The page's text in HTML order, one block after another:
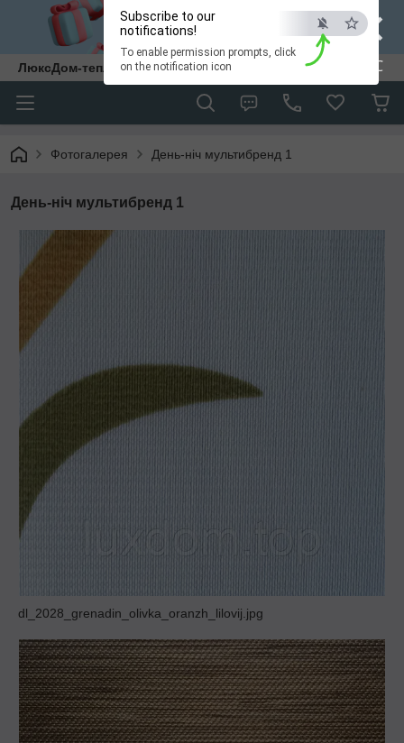
×
ESC
Subscribe to our
notifications!
To enable permission prompts, click
on the notification icon
ЛюксДом-тепло та затишок у кожен дім.
Фотогалерея День-ніч мультибренд 1
День-ніч мультибренд 1
dl_2028_grenadin_olivka_oranzh_lilovij.jpg